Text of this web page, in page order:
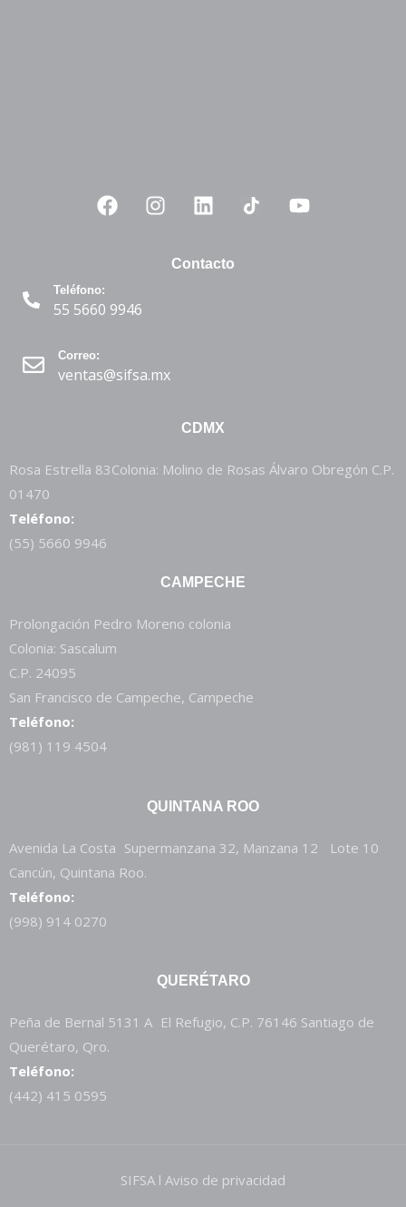
Contacto
Teléfono:
55 5660 9946
Correo:
ventas@sifsa.mx
CDMX
Rosa Estrella 83Colonia: Molino de Rosas Álvaro Obregón C.P.
01470
Teléfono:
(55) 5660 9946
CAMPECHE
Prolongación Pedro Moreno colonia
Colonia: Sascalum
C.P. 24095
San Francisco de Campeche, Campeche
Teléfono:
(981) 119 4504
QUINTANA ROO
Avenida La Costa Supermanzana 32, Manzana 12 Lote 10
Cancún, Quintana Roo.
Teléfono:
(998) 914 0270
QUERÉTARO
Peña de Bernal 5131 A El Refugio, C.P. 76146 Santiago de
Querétaro, Qro.
Teléfono:
(442) 415 0595
SIFSA l Aviso de privacidad